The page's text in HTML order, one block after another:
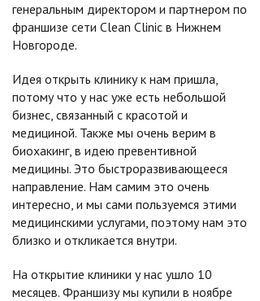
генеральным директором и партнером по
франшизе сети Clean Clinic в Нижнем
Новгороде.
Идея открыть клинику к нам пришла,
потому что у нас уже есть небольшой
бизнес, связанный с красотой и
медициной. Также мы очень верим в
биохакинг, в идею превентивной
медицины. Это быстроразвивающееся
направление. Нам самим это очень
интересно, и мы сами пользуемся этими
медицинскими услугами, поэтому нам это
близко и откликается внутри.
На открытие клиники у нас ушло 10
месяцев. Франшизу мы купили в ноябре